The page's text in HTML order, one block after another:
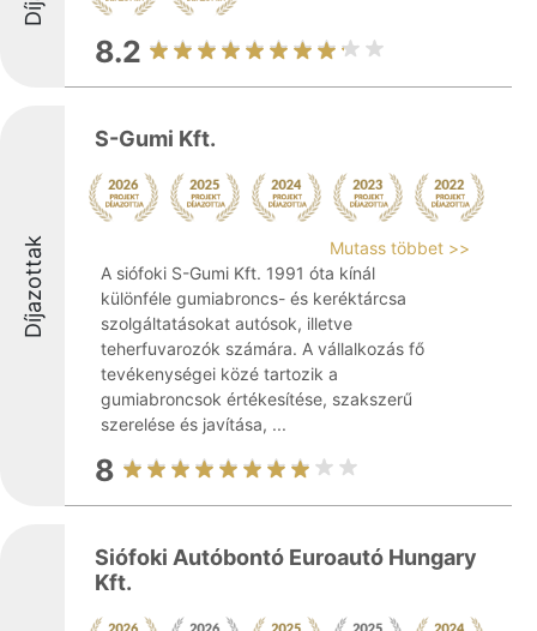
8.2
Díjazottak
S-Gumi Kft.
Mutass többet >>
A siófoki S-Gumi Kft. 1991 óta kínál
különféle gumiabroncs- és keréktárcsa
szolgáltatásokat autósok, illetve
teherfuvarozók számára. A vállalkozás fő
tevékenységei közé tartozik a
gumiabroncsok értékesítése, szakszerű
szerelése és javítása, ...
8
Siófoki Autóbontó Euroautó Hungary
Kft.